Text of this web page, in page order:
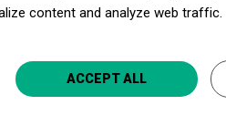
Close to
content and analyze web traffic.
ACCEPT ALL